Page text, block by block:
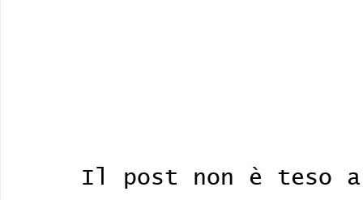
Il post non è teso